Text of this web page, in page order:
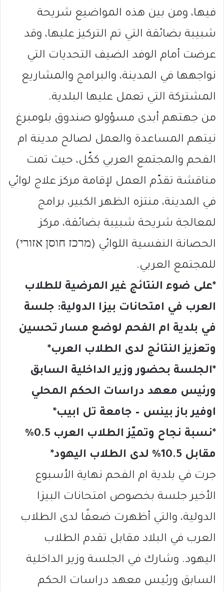
فيها، ومن بين هذه المواضيع شريحة
شبيبة بضائقة التي تم التركيز عليها، وقد
عرضت أمام الوفد الضيف التحديات التي
نواجهها في المدينة، والبرامج والمشاريع
المشتركة التي تعمل عليها البلدية.
من جهتهم أبدى مسؤولو صندوق بلومبرغ
نيتهم المساعدة والعمل لصالح مدينة ام
الفحم والمجتمع العربي ككّل، حيث تمت
مناقشة تقدّم العمل لإقامة مركز علاج لوائي
في المدينة، منتزه الظهر الكبير، برامج
لمعالجة شريحة شبيبة بضائقة، مركز
الحصانة النفسية اللوائي (מרכז חוסן אזורי)
للمجتمع العربي.
*على ضوء النتائج غير المرضية للطلاب
العرب في امتحانات بيزا الدولية: جلسة
في بلدية ام الفحم لوضع مسار تحسين
وتعزيز النتائج لدى الطلاب العرب*
*الجلسة بحضور وزير الداخلية السابق
ورئيس معهد دراسات الحكم المحلي
اوفير باز بينس – جامعة تل ابيب*
*نسبة نجاح وتميّز الطلاب العرب 0.5%
مقابل 10.5% لدى الطلاب اليهود*
جرت في بلدية ام الفحم نهاية الأسبوع
الأخير جلسة بخصوص امتحانات البيزا
الدولية، والتي أظهرت ضعفًا لدى الطلاب
العرب في البلاد مقابل تقدم الطلاب
اليهود. وشارك في الجلسة وزير الداخلية
السابق ورئيس معهد دراسات الحكم